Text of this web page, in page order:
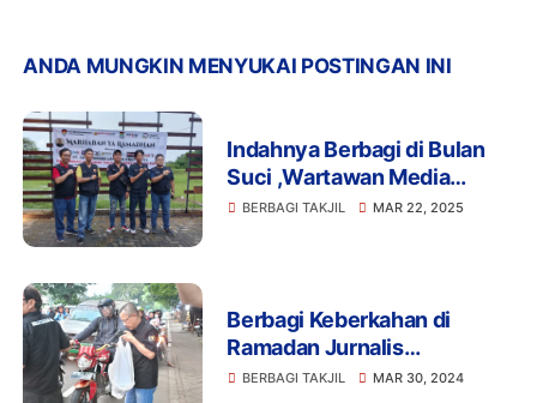
ANDA MUNGKIN MENYUKAI POSTINGAN INI
Indahnya Berbagi di Bulan
Suci ,Wartawan Media
Buserpolri Bagi-bagi Takjil
BERBAGI TAKJIL MAR 22, 2025
Berbagi Keberkahan di
Ramadan Jurnalis
Tangerang Raya Mengelar
BERBAGI TAKJIL MAR 30, 2024